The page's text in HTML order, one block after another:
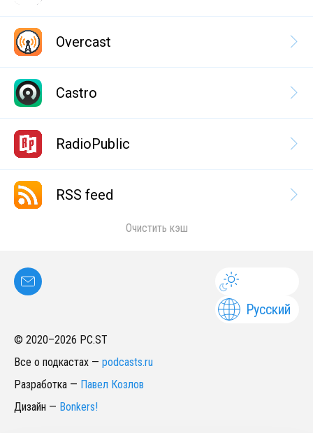
Overcast
Castro
RadioPublic
RSS feed
Очистить кэш
Русский
© 2020–2026 PC.ST
Все о подкастах — podcasts.ru
Разработка — Павел Козлов
Дизайн — Bonkers!